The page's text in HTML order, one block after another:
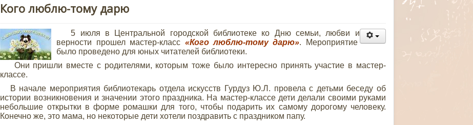
Кого люблю-тому дарю
5 июля в Центральной городской библиотеке ко Дню семьи, любви и
верности прошел мастер-класс «Кого люблю-тому дарю». Мероприятие
было проведено для юных читателей библиотеки.
Они пришли вместе с родителями, которым тоже было интересно принять участие в мастер-
классе.
В начале мероприятия библиотекарь отдела искусств Гурдуз Ю.Л. провела с детьми беседу об
истории возникновения и значении этого праздника. На мастер-классе дети делали своими руками
небольшие открытки в форме ромашки для того, чтобы подарить их самому дорогому человеку.
Конечно же, это мама, но некоторые дети хотели поздравить с праздником папу.